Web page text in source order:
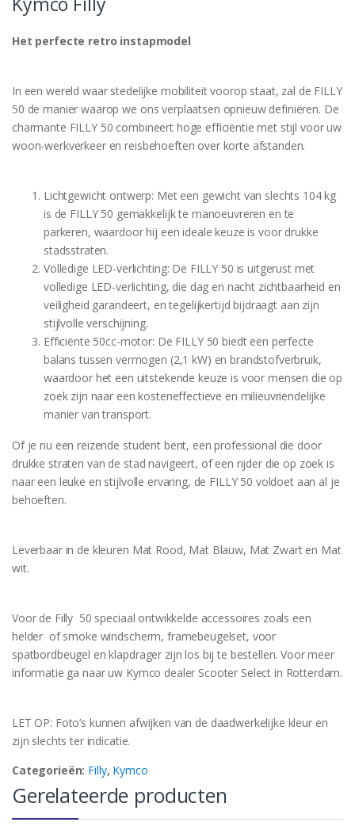
Het perfecte retro instapmodel
In een wereld waar stedelijke mobiliteit voorop staat, zal de FILLY
50 de manier waarop we ons verplaatsen opnieuw definiëren. De
charmante FILLY 50 combineert hoge efficiëntie met stijl voor uw
woon-werkverkeer en reisbehoeften over korte afstanden.
Lichtgewicht ontwerp: Met een gewicht van slechts 104 kg
is de FILLY 50 gemakkelijk te manoeuvreren en te
parkeren, waardoor hij een ideale keuze is voor drukke
stadsstraten.
Volledige LED-verlichting: De FILLY 50 is uitgerust met
volledige LED-verlichting, die dag en nacht zichtbaarheid en
veiligheid garandeert, en tegelijkertijd bijdraagt aan zijn
stijlvolle verschijning.
Efficiënte 50cc-motor: De FILLY 50 biedt een perfecte
balans tussen vermogen (2,1 kW) en brandstofverbruik,
waardoor het een uitstekende keuze is voor mensen die op
zoek zijn naar een kosteneffectieve en milieuvriendelijke
manier van transport.
Of je nu een reizende student bent, een professional die door
drukke straten van de stad navigeert, of een rijder die op zoek is
naar een leuke en stijlvolle ervaring, de FILLY 50 voldoet aan al je
behoeften.
Leverbaar in de kleuren Mat Rood, Mat Blauw, Mat Zwart en Mat
wit.
Voor de Filly 50 speciaal ontwikkelde accessoires zoals een
helder of smoke windscherm, framebeugelset, voor
spatbordbeugel en klapdrager zijn los bij te bestellen. Voor meer
informatie ga naar uw Kymco dealer Scooter Select in Rotterdam.
LET OP: Foto’s kunnen afwijken van de daadwerkelijke kleur en
zijn slechts ter indicatie.
Categorieën: Filly, Kymco
Gerelateerde producten